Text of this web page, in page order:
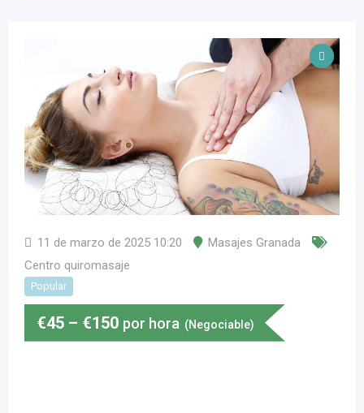
11 de marzo de 2025 10:20
Masajes Granada
Centro quiromasaje
Popular
€45 – €150 por hora (Negociable)